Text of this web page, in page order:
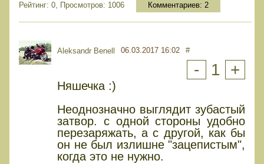
Рейтинг: 0, Просмотров: 1006 Комментариев: 2
Aleksandr Benell 06.03.2017 16:02 #
- 1 +
Няшечка :)
Неоднозначно выглядит зубастый
затвор. с одной стороны удобно
перезаряжать, а с другой, как бы
он не был излишне "зацепистым",
когда это не нужно.